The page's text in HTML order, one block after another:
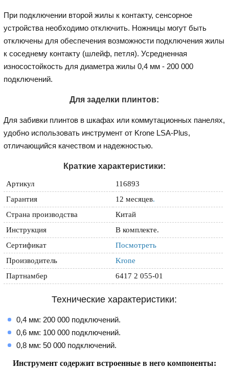
При подключении второй жилы к контакту, сенсорное
устройства необходимо отключить. Ножницы могут быть
отключены для обеспечения возможности подключения жилы
к соседнему контакту (шлейф, петля). Усредненная
износостойкость для диаметра жилы 0,4 мм - 200 000
подключений.
Для заделки плинтов:
Для забивки плинтов в шкафах или коммутационных панелях,
удобно использовать инструмент от Krone LSA-Plus,
отличающийся качеством и надежностью.
Краткие характеристики:
Артикул
116893
Гарантия
12 месяцев.
Страна производства
Китай
Инструкция
В комплекте.
Сертификат
Посмотреть
Производитель
Krone
Партнамбер
6417 2 055-01
Технические характеристики:
0,4 мм: 200 000 подключений.
0,6 мм: 100 000 подключений.
0,8 мм: 50 000 подключений.
Инструмент содержит встроенные в него компоненты: